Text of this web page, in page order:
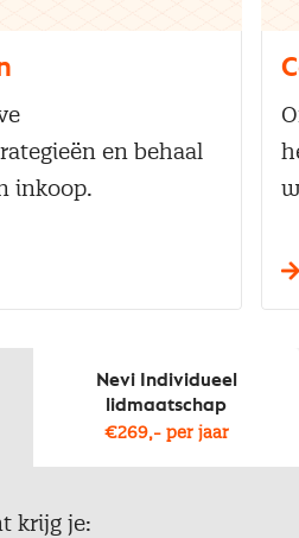
en behaal
inkoop.
Nevi Individueel
lidmaatschap
€269,- per jaar
krijg je: